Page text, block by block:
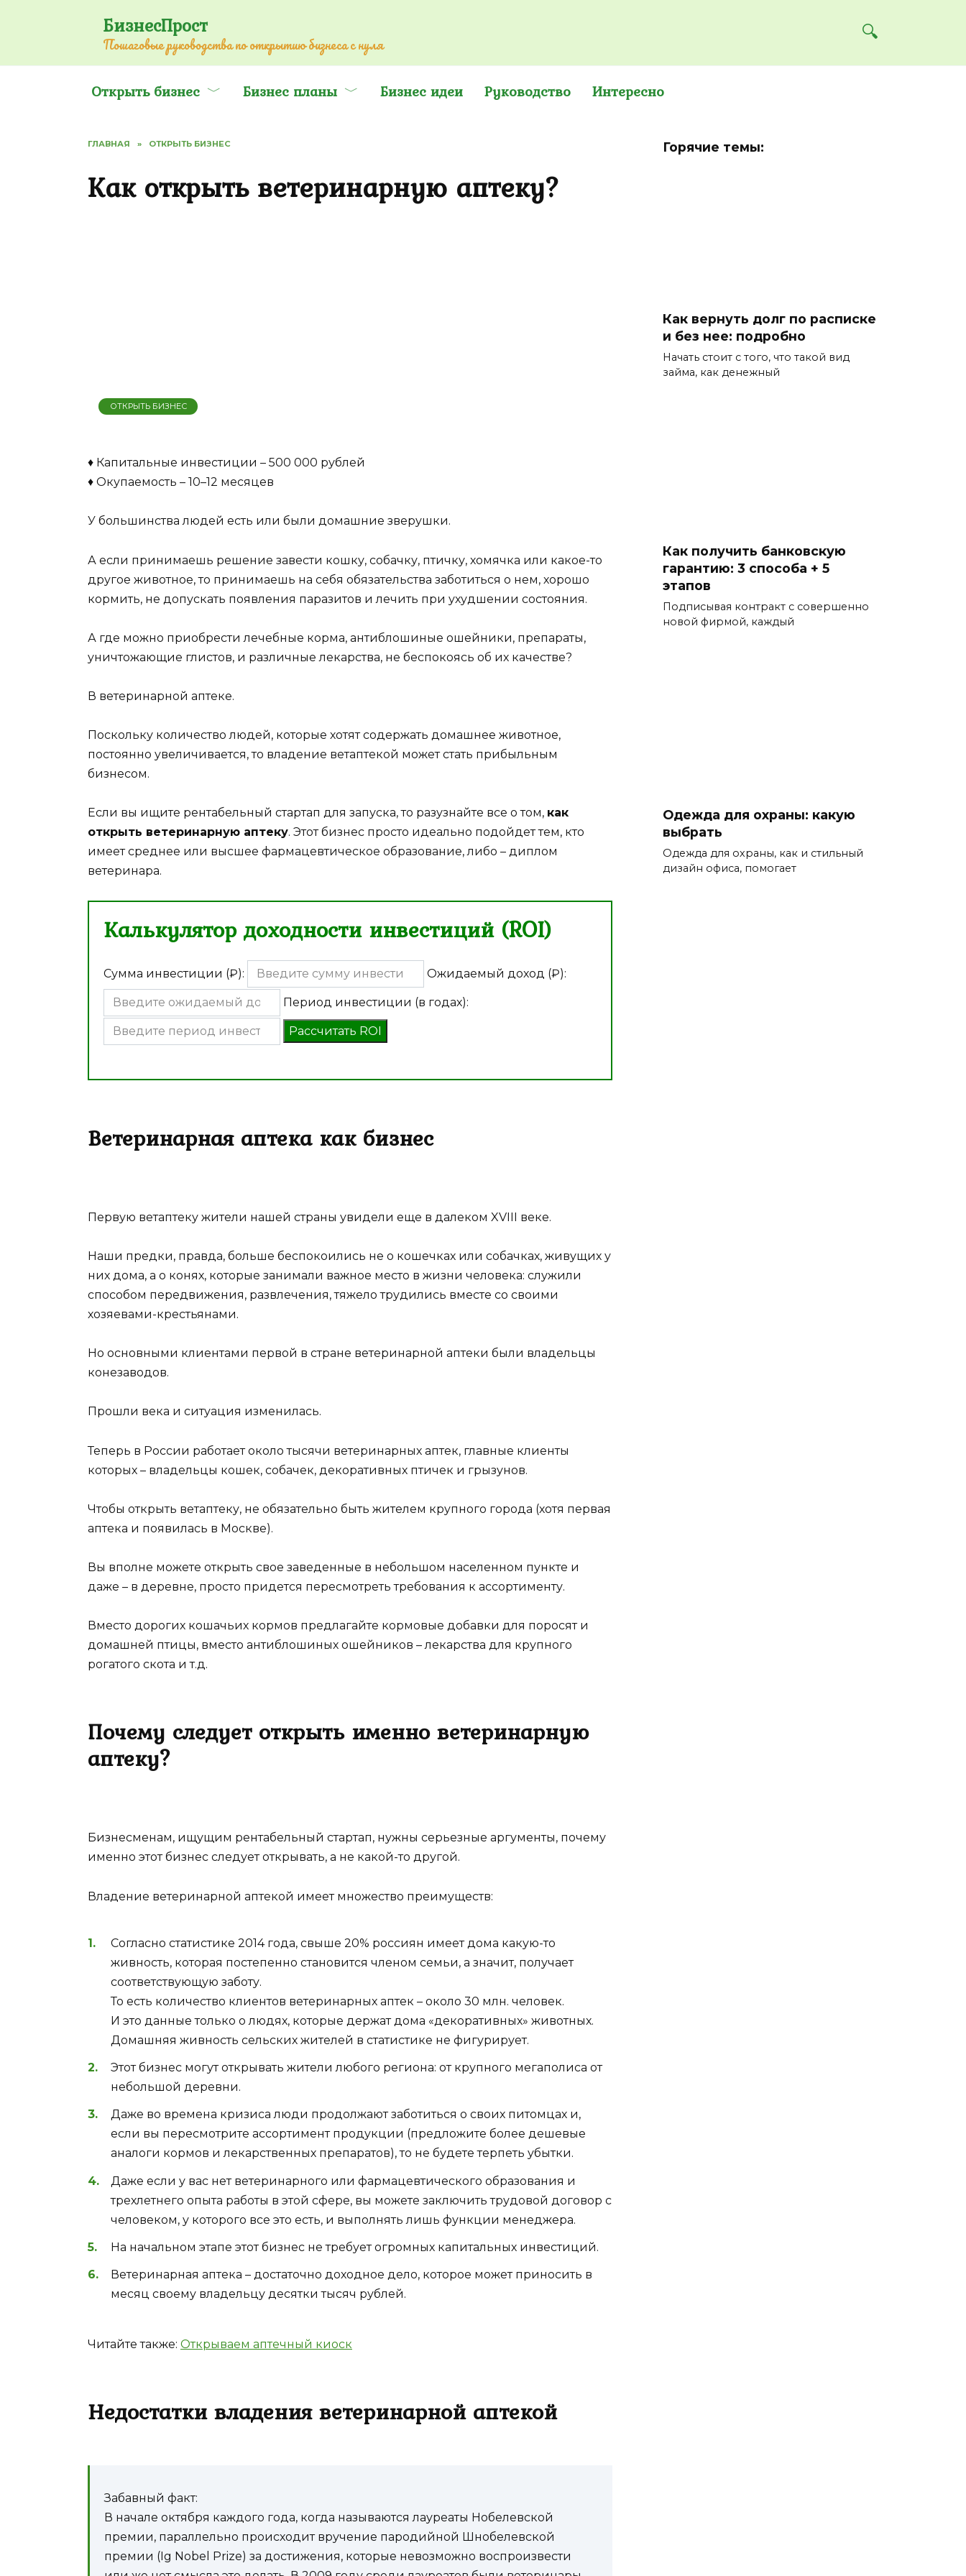
БизнесПрост
Пошаговые руководства по открытию бизнеса с нуля
Открыть бизнес Бизнес планы Бизнес идеи Руководство Интересно
ГЛАВНАЯ » ОТКРЫТЬ БИЗНЕС
Как открыть ветеринарную аптеку?
ОТКРЫТЬ БИЗНЕС
♦ Капитальные инвестиции – 500 000 рублей
♦ Окупаемость – 10–12 месяцев
У большинства людей есть или были домашние зверушки.
А если принимаешь решение завести кошку, собачку, птичку, хомячка или какое-то
другое животное, то принимаешь на себя обязательства заботиться о нем, хорошо
кормить, не допускать появления паразитов и лечить при ухудшении состояния.
А где можно приобрести лечебные корма, антиблошиные ошейники, препараты,
уничтожающие глистов, и различные лекарства, не беспокоясь об их качестве?
В ветеринарной аптеке.
Поскольку количество людей, которые хотят содержать домашнее животное,
постоянно увеличивается, то владение ветаптекой может стать прибыльным
бизнесом.
Если вы ищите рентабельный стартап для запуска, то разузнайте все о том, как
открыть ветеринарную аптеку. Этот бизнес просто идеально подойдет тем, кто
имеет среднее или высшее фармацевтическое образование, либо – диплом
ветеринара.
Калькулятор доходности инвестиций (ROI)
Сумма инвестиции (₽): Ожидаемый доход (₽):
Период инвестиции (в годах):
Рассчитать ROI
Ветеринарная аптека как бизнес
Первую ветаптеку жители нашей страны увидели еще в далеком XVIII веке.
Наши предки, правда, больше беспокоились не о кошечках или собачках, живущих у
них дома, а о конях, которые занимали важное место в жизни человека: служили
способом передвижения, развлечения, тяжело трудились вместе со своими
хозяевами-крестьянами.
Но основными клиентами первой в стране ветеринарной аптеки были владельцы
конезаводов.
Прошли века и ситуация изменилась.
Теперь в России работает около тысячи ветеринарных аптек, главные клиенты
которых – владельцы кошек, собачек, декоративных птичек и грызунов.
Чтобы открыть ветаптеку, не обязательно быть жителем крупного города (хотя первая
аптека и появилась в Москве).
Вы вполне можете открыть свое заведенные в небольшом населенном пункте и
даже – в деревне, просто придется пересмотреть требования к ассортименту.
Вместо дорогих кошачьих кормов предлагайте кормовые добавки для поросят и
домашней птицы, вместо антиблошиных ошейников – лекарства для крупного
рогатого скота и т.д.
Почему следует открыть именно ветеринарную
аптеку?
Бизнесменам, ищущим рентабельный стартап, нужны серьезные аргументы, почему
именно этот бизнес следует открывать, а не какой-то другой.
Владение ветеринарной аптекой имеет множество преимуществ:
Согласно статистике 2014 года, свыше 20% россиян имеет дома какую-то
живность, которая постепенно становится членом семьи, а значит, получает
соответствующую заботу.
То есть количество клиентов ветеринарных аптек – около 30 млн. человек.
И это данные только о людях, которые держат дома «декоративных» животных.
Домашняя живность сельских жителей в статистике не фигурирует.
Этот бизнес могут открывать жители любого региона: от крупного мегаполиса от
небольшой деревни.
Даже во времена кризиса люди продолжают заботиться о своих питомцах и,
если вы пересмотрите ассортимент продукции (предложите более дешевые
аналоги кормов и лекарственных препаратов), то не будете терпеть убытки.
Даже если у вас нет ветеринарного или фармацевтического образования и
трехлетнего опыта работы в этой сфере, вы можете заключить трудовой договор с
человеком, у которого все это есть, и выполнять лишь функции менеджера.
На начальном этапе этот бизнес не требует огромных капитальных инвестиций.
Ветеринарная аптека – достаточно доходное дело, которое может приносить в
месяц своему владельцу десятки тысяч рублей.
Читайте также: Открываем аптечный киоск
Недостатки владения ветеринарной аптекой
Забавный факт:
В начале октября каждого года, когда называются лауреаты Нобелевской
премии, параллельно происходит вручение пародийной Шнобелевской
премии (Ig Nobel Prize) за достижения, которые невозможно воспроизвести
Горячие темы:
Как вернуть долг по расписке
и без нее: подробно
Начать стоит с того, что такой вид
займа, как денежный
Как получить банковскую
гарантию: 3 способа + 5
этапов
Подписывая контракт с совершенно
новой фирмой, каждый
Одежда для охраны: какую
выбрать
Одежда для охраны, как и стильный
дизайн офиса, помогает